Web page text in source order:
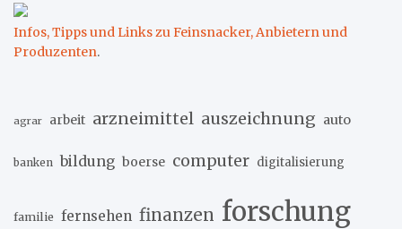
Infos, Tipps und Links zu Feinsnacker, Anbietern und
Produzenten.
agrar arbeit arzneimittel auszeichnung auto
banken bildung boerse computer digitalisierung
familie fernsehen finanzen forschung